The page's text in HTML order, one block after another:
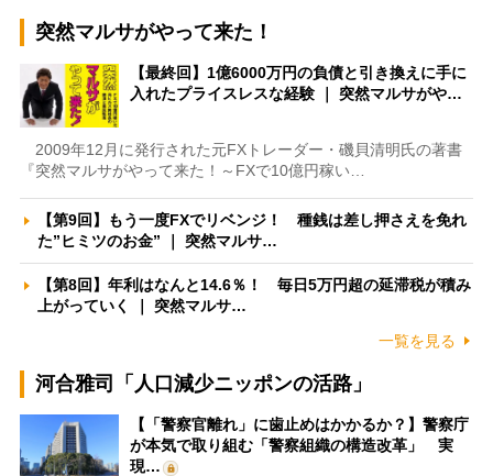
突然マルサがやって来た！
【最終回】1億6000万円の負債と引き換えに手に
入れたプライスレスな経験 ｜ 突然マルサがや…
2009年12月に発行された元FXトレーダー・磯貝清明氏の著書
『突然マルサがやって来た！～FXで10億円稼い…
【第9回】もう一度FXでリベンジ！ 種銭は差し押さえを免れ
た”ヒミツのお金” ｜ 突然マルサ…
【第8回】年利はなんと14.6％！ 毎日5万円超の延滞税が積み
上がっていく ｜ 突然マルサ…
一覧を見る
河合雅司「人口減少ニッポンの活路」
【「警察官離れ」に歯止めはかかるか？】警察庁
が本気で取り組む「警察組織の構造改革」 実
現…